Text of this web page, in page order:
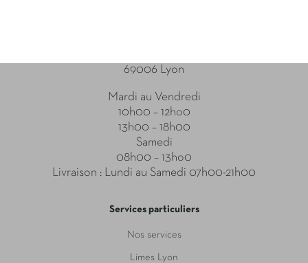
69006 Lyon
Mardi au Vendredi
10h00 – 12ho0
13h00 – 18h00
Samedi
08h00 – 13ho0
Livraison : Lundi au Samedi 07h00-21h00
Services particuliers
Nos services
Limes Lyon